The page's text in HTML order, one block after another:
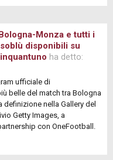
Monza e tutti i
disponibili su
ha detto:
ufficiale di
belle del match tra Bologna
nella Gallery del
Getty Images, a
con OneFootball.